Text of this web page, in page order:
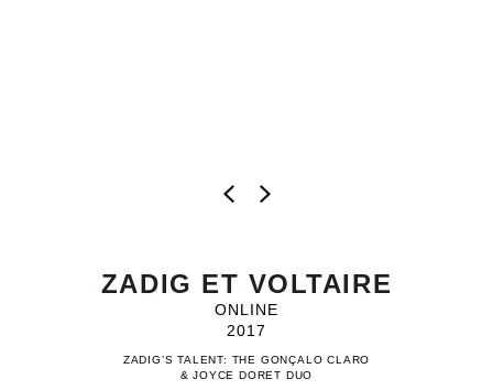
ZADIG ET VOLTAIRE
ONLINE
2017
ZADIG’S TALENT: THE GONÇALO CLARO
& JOYCE DORET DUO